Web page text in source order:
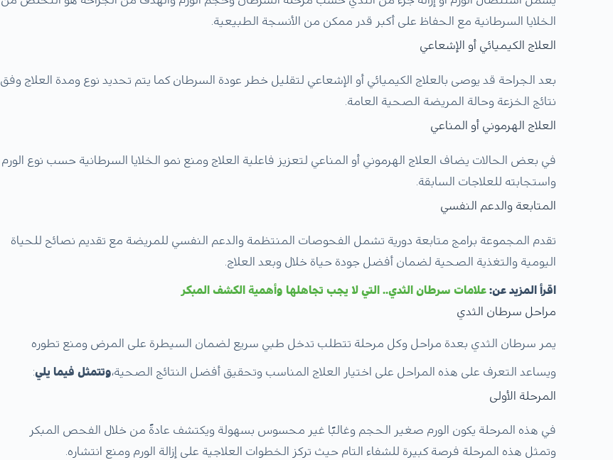
الخلايا السرطانية مع الحفاظ على أكبر قدر ممكن من الأنسجة الطبيعية.
العلاج الكيميائي أو الإشعاعي
بعد الجراحة قد يوصى بالعلاج الكيميائي أو الإشعاعي لتقليل خطر عودة السرطان كما يتم تحديد نوع ومدة العلاج وفق
نتائج الخزعة وحالة المريضة الصحية العامة.
العلاج الهرموني أو المناعي
في بعض الحالات يضاف العلاج الهرموني أو المناعي لتعزيز فاعلية العلاج ومنع نمو الخلايا السرطانية حسب نوع الورم
واستجابته للعلاجات السابقة.
المتابعة والدعم النفسي
تقدم المجموعة برامج متابعة دورية تشمل الفحوصات المنتظمة والدعم النفسي للمريضة مع تقديم نصائح للحياة
اليومية والتغذية الصحية لضمان أفضل جودة حياة خلال وبعد العلاج.
اقرأ المزيد عن:علامات سرطان الثدي.. التي لا يجب تجاهلها وأهمية الكشف المبكر
مراحل سرطان الثدي
يمر سرطان الثدي بعدة مراحل وكل مرحلة تتطلب تدخل طبي سريع لضمان السيطرة على المرض ومنع تطوره
ويساعد التعرف على هذه المراحل على اختيار العلاج المناسب وتحقيق أفضل النتائج الصحية،وتتمثل فيما يلي:
المرحلة الأولى
في هذه المرحلة يكون الورم صغير الحجم وغالبًا غير محسوس بسهولة ويكتشف عادةً من خلال الفحص المبكر
وتمثل هذه المرحلة فرصة كبيرة للشفاء التام حيث تركز الخطوات العلاجية على إزالة الورم ومنع انتشاره.